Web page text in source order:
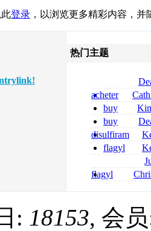
登录 ，以浏览更多精彩内容，
热门主题
tizanidine
sans
acheter
dapsone site
buy
zolpidem usa
buy
pregabalin 300
pregabalin
disulfiram
sansflagyl
online
bestellen
roxithromycin
flagyl
: 18153, 会